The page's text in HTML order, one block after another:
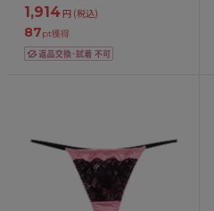
1,914円 (税込)
87pt獲得